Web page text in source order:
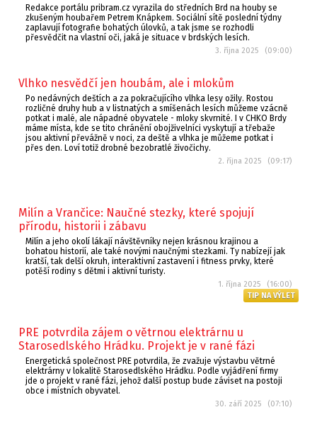
Redakce portálu pribram.cz vyrazila do středních Brd na houby se
zkušeným houbařem Petrem Knápkem. Sociální sítě poslední týdny
zaplavují fotografie bohatých úlovků, a tak jsme se rozhodli
přesvědčit na vlastní oči, jaká je situace v brdských lesích.
3. října 2025 (09:00)
Vlhko nesvědčí jen houbám, ale i mlokům
Po nedávných deštích a za pokračujícího vlhka lesy ožily. Rostou
rozličné druhy hub a v listnatých a smíšenách lesích můžeme vzácně
potkat i malé, ale nápadné obyvatele - mloky skvrnité. I v CHKO Brdy
máme místa, kde se tito chránění obojživelníci vyskytují a třebaže
jsou aktivní převážně v noci, za deště a vlhka je můžeme potkat i
přes den. Loví totiž drobné bezobratlé živočichy.
2. října 2025 (09:17)
Milín a Vrančice: Naučné stezky, které spojují
přírodu, historii i zábavu
Milín a jeho okolí lákají návštěvníky nejen krásnou krajinou a
bohatou historií, ale také novými naučnými stezkami. Ty nabízejí jak
kratší, tak delší okruh, interaktivní zastavení i fitness prvky, které
potěší rodiny s dětmi i aktivní turisty.
1. října 2025 (16:00)
TIP NA VÝLET
PRE potvrdila zájem o větrnou elektrárnu u
Starosedlského Hrádku. Projekt je v rané fázi
Energetická společnost PRE potvrdila, že zvažuje výstavbu větrné
elektrárny v lokalitě Starosedlského Hrádku. Podle vyjádření firmy
jde o projekt v rané fázi, jehož další postup bude záviset na postoji
obce i místních obyvatel.
30. září 2025 (07:10)